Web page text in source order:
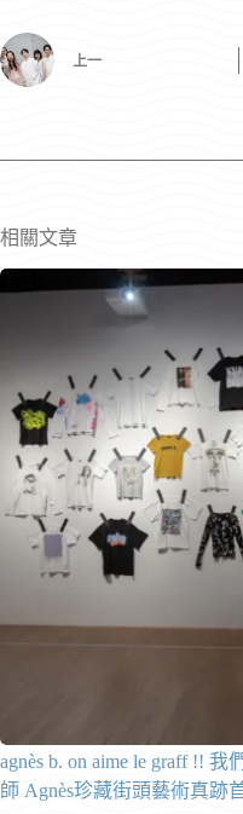
上一
相關文章
agnès b. on aime le graff !!
師 Agnès珍藏街頭藝術真跡